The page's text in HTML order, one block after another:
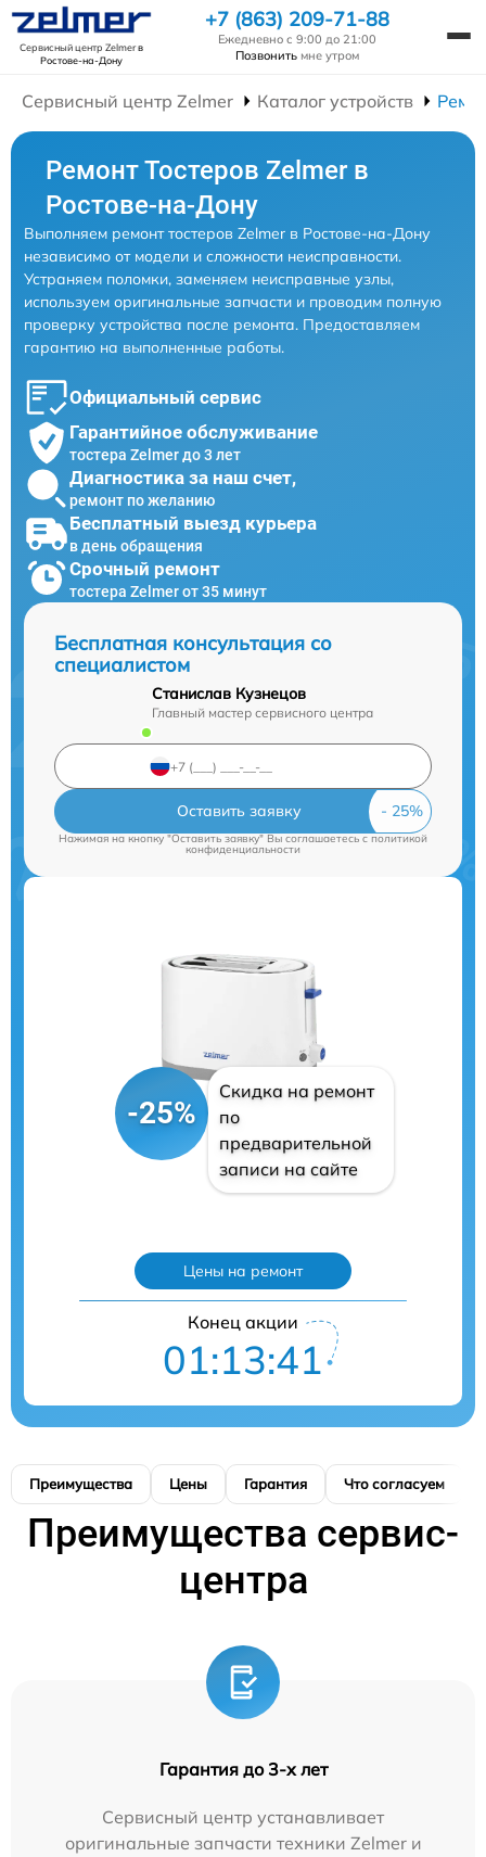
Сервисный центр Zelmerв
Ростове-на-Дону
+7 (863) 209-71-88
Ежедневно с 9:00 до 21:00
Позвонить мне утром
Сервисный центр Zelmer Каталог устройств
Ремонт Тостеров Zelmer в
Ростове-на-Дону
Выполняем ремонт тостеров Zelmer в Ростове-на-Дону
независимо от модели и сложности неисправности.
Устраняем поломки, заменяем неисправные узлы,
используем оригинальные запчасти и проводим полную
проверку устройства после ремонта. Предоставляем
гарантию на выполненные работы.
Официальный сервис
Гарантийное обслуживание
тостера Zelmer до 3 лет
Диагностика за наш счет,
ремонт по желанию
Бесплатный выезд курьера
в день обращения
Срочный ремонт
тостера Zelmer от 35 минут
Бесплатная консультация со
специалистом
Станислав Кузнецов
Главный мастер сервисного центра
Оставить заявку
Нажимая на кнопку "Оставить заявку" Вы соглашаетесь c политикой
конфиденциальности
-25%
Скидка на ремонт
по
предварительной
записи на сайте
Цены на ремонт
Конец акции
01:13:40
Преимущества Цены Гарантия Что согласуем
Преимущества сервис-
центра
Гарантия до 3-х лет
Сервисный центр устанавливает
оригинальные запчасти техники Zelmer и